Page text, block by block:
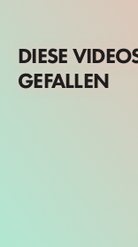
DIESE
GEFALLEN